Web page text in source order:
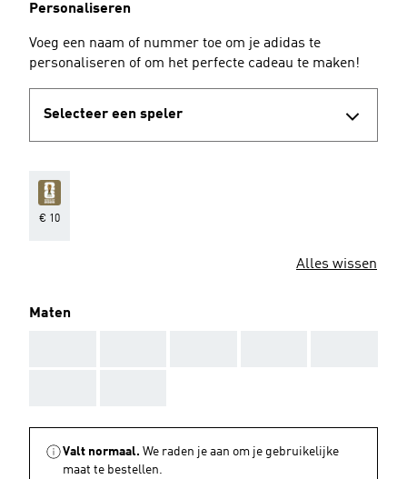
Personaliseren
Voeg een naam of nummer toe om je adidas te
personaliseren of om het perfecte cadeau te maken!
Selecteer een speler
€ 10
Alles wissen
Maten
Valt normaal. We raden je aan om je gebruikelijke
maat te bestellen.